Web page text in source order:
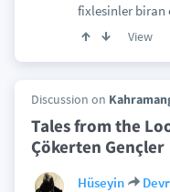
fixlesinler biran
View
Discussion on
Tales from the
Çökerten Gençler
Hüseyin